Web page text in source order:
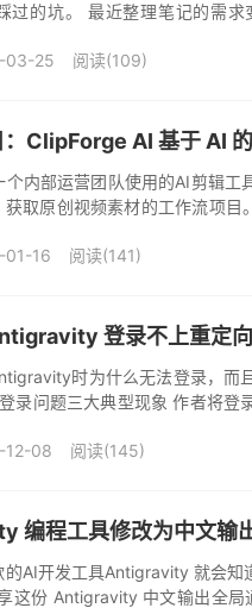
过的坑。 最近整理笔记的需
03-25 阅读(109)
ClipForge AI 基于 AI
个内部运营团队使用的AI剪辑
取原创视频素材的工作流项目
01-16 阅读(141)
登录不上重定
时为什么无法登录，而
录问题三大典型现象 作者将登
12-08 阅读(145)
编程工具修改为中文输
的AI开发工具Antigravity 就会知
这份 Antigravity 中文输出全